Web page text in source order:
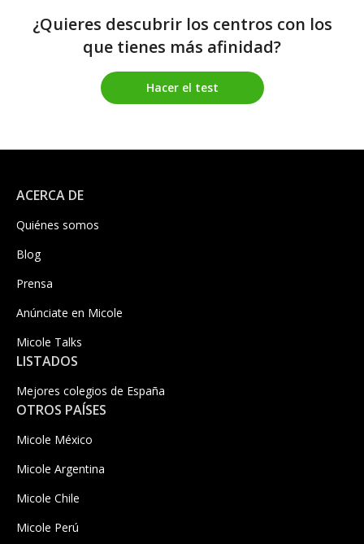
¿Quieres descubrir los centros con los
que tienes más afinidad?
Hacer el test
ACERCA DE
Quiénes somos
Blog
Prensa
Anúnciate en Micole
Micole Talks
LISTADOS
Mejores colegios de España
OTROS PAÍSES
Micole México
Micole Argentina
Micole Chile
Micole Perú